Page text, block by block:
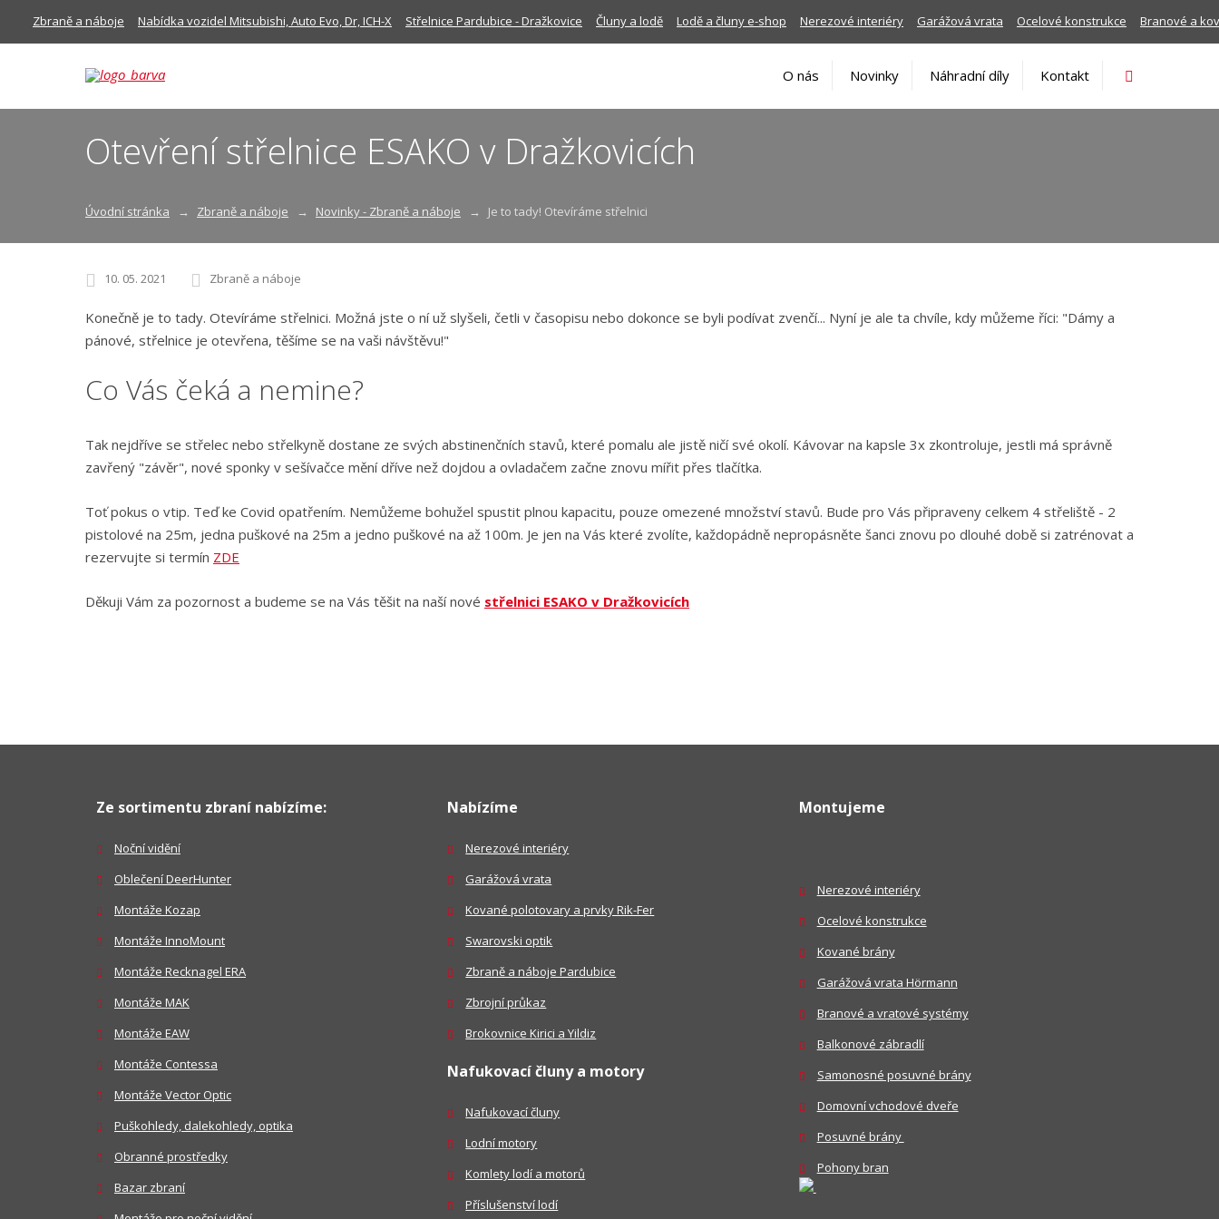
Zbraně a náboje Nabídka vozidel Mitsubishi, Auto Evo, Dr, ICH-X Střelnice Pardubice - Dražkovice Čluny a lodě Lodě a čluny e-shop Nerezové interiéry Garážová vrata Ocelové konstrukce Branové a
O nás Novinky Náhradní díly Kontakt
Otevření střelnice ESAKO v Dražkovicích
Úvodní stránka Zbraně a náboje Novinky - Zbraně a náboje Je to tady! Otevíráme střelnici
10. 05. 2021 Zbraně a náboje
Konečně je to tady. Otevíráme střelnici. Možná jste o ní už slyšeli, četli v časopisu nebo dokonce se byli podívat zvenčí... Nyní je ale ta chvíle, kdy můžeme říci: "Dámy a
pánové, střelnice je otevřena, těšíme se na vaši návštěvu!"
Co Vás čeká a nemine?
Tak nejdříve se střelec nebo střelkyně dostane ze svých abstinenčních stavů, které pomalu ale jistě ničí své okolí. Kávovar na kapsle 3x zkontroluje, jestli má správně
zavřený "závěr", nové sponky v sešívačce mění dříve než dojdou a ovladačem začne znovu mířit přes tlačítka.
Toť pokus o vtip. Teď ke Covid opatřením. Nemůžeme bohužel spustit plnou kapacitu, pouze omezené množství stavů. Bude pro Vás připraveny celkem 4 střeliště - 2
pistolové na 25m, jedna puškové na 25m a jedno puškové na až 100m. Je jen na Vás které zvolíte, každopádně nepropásněte šanci znovu po dlouhé době si zatrénovat a
rezervujte si termín ZDE
Děkuji Vám za pozornost a budeme se na Vás těšit na naší nové střelnici ESAKO v Dražkovicích
Ze sortimentu zbraní nabízíme:
Noční vidění
Oblečení DeerHunter
Montáže Kozap
Montáže InnoMount
Montáže Recknagel ERA
Montáže MAK
Montáže EAW
Montáže Contessa
Montáže Vector Optic
Puškohledy, dalekohledy, optika
Obranné prostředky
Bazar zbraní
Nabízíme
Nerezové interiéry
Garážová vrata
Kované polotovary a prvky Rik-Fer
Swarovski optik
Zbraně a náboje Pardubice
Zbrojní průkaz
Brokovnice Kirici a Yildiz
Nafukovací čluny a motory
Nafukovací čluny
Lodní motory
Komlety lodí a motorů
Příslušenství lodí
Montujeme
Nerezové interiéry
Ocelové konstrukce
Kované brány
Garážová vrata Hörmann
Branové a vratové systémy
Balkonové zábradlí
Samonosné posuvné brány
Domovní vchodové dveře
Posuvné brány
Pohony bran